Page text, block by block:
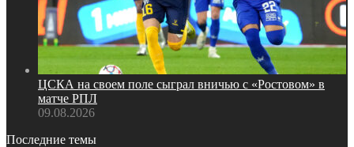
ЦСКА на своем поле сыграл вничью с «Ростовом» в
матче РПЛ
09.08.2026
Последние темы